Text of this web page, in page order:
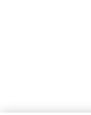
芸術・アート